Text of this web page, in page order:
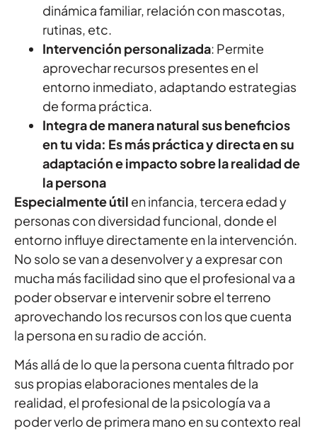
dinámica familiar, relación con mascotas,
rutinas, etc.
Intervención personalizada: Permite
aprovechar recursos presentes en el
entorno inmediato, adaptando estrategias
de forma práctica.
Integra de manera natural sus beneficios
en tu vida: Es más práctica y directa en su
adaptación e impacto sobre la realidad de
la persona
Especialmente útil en infancia, tercera edad y
personas con diversidad funcional, donde el
entorno influye directamente en la intervención.
No solo se van a desenvolver y a expresar con
mucha más facilidad sino que el profesional va a
poder observar e intervenir sobre el terreno
aprovechando los recursos con los que cuenta
la persona en su radio de acción.
Más allá de lo que la persona cuenta filtrado por
sus propias elaboraciones mentales de la
realidad, el profesional de la psicología va a
poder verlo de primera mano en su contexto real